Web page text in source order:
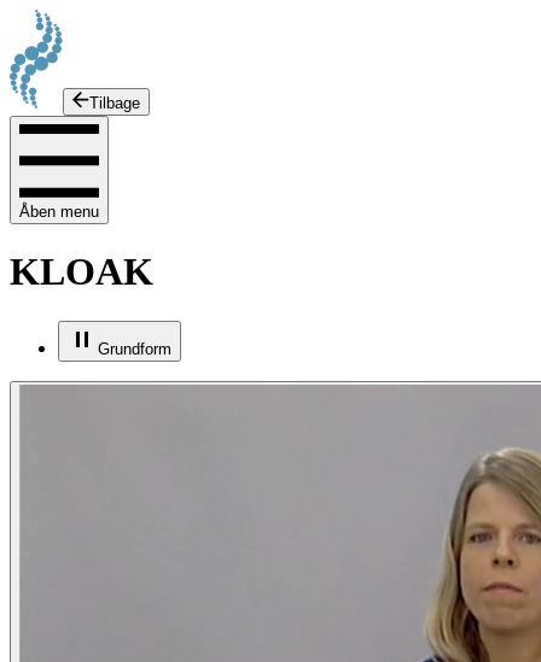
Tilbage
Åben menu
KLOAK
Grundform